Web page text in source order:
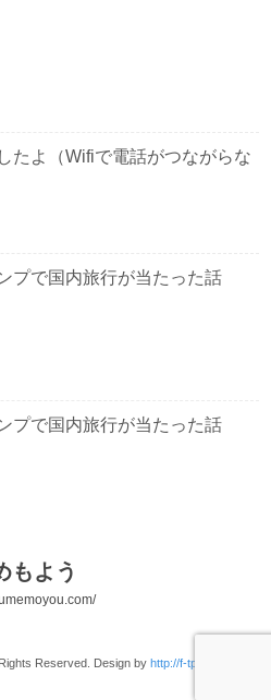
たよ（Wifiで電話がつながらな
プで国内旅行が当たった話
プで国内旅行が当たった話
もよう
Reserved. Design by http://f-tpl.com